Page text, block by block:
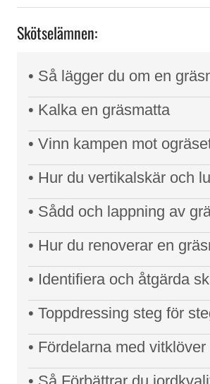
Skötselämnen:
• Så lägger du om en
• Kalka en gräsmatta
• Vinn kampen mot
• Hur du vertikalskär och
• Sådd och lappning av
• Hur du renoverar en
• Identifiera och åtgärda
• Toppdressing steg för
• Fördelarna med vitklöver